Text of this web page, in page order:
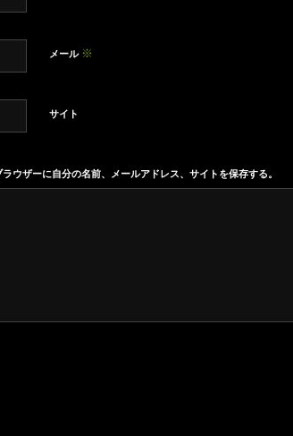
メール ※
サイト
ウザーに自分の名前、メールアドレス、サイトを保存する。